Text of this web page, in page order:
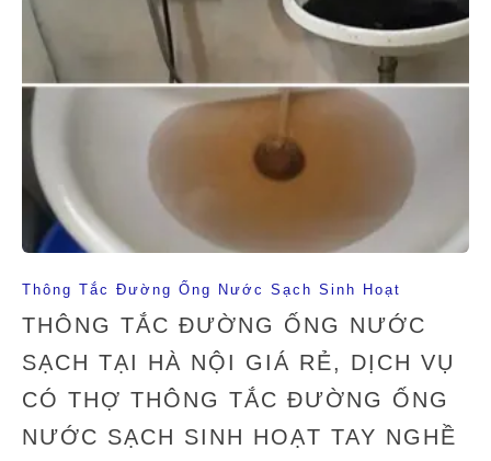
Thông Tắc Đường Ống Nước Sạch Sinh Hoạt
THÔNG TẮC ĐƯỜNG ỐNG NƯỚC
SẠCH TẠI HÀ NỘI GIÁ RẺ, DỊCH VỤ
CÓ THỢ THÔNG TẮC ĐƯỜNG ỐNG
NƯỚC SẠCH SINH HOẠT TAY NGHỀ